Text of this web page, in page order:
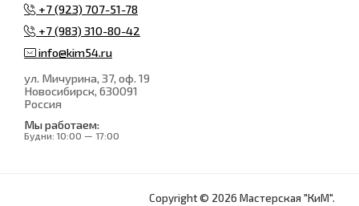
+7 (923) 707-51-78
+7 (983) 310-80-42
info@kim54.ru
ул. Мичурина, 37, оф. 19
Новосибирск, 630091
Россия
Мы работаем:
Будни: 10:00 — 17:00
Copyright © 2026 Мастерская "КиМ".